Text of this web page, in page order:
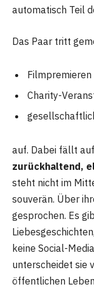
automatisch Teil
Das Paar tritt
Filmpremieren
Charity-
auf. Dabei fällt
zurückhaltend,
steht nicht im
souverän. Über
gesprochen. Es
keine Social-
unterscheidet sie
öffentlichen